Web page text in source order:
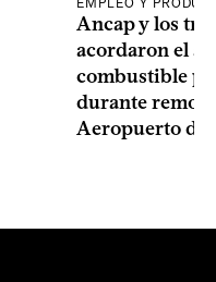
EMPLEO Y
Ancap y los
acordaron el
combustible
durante
Aeropuerto de